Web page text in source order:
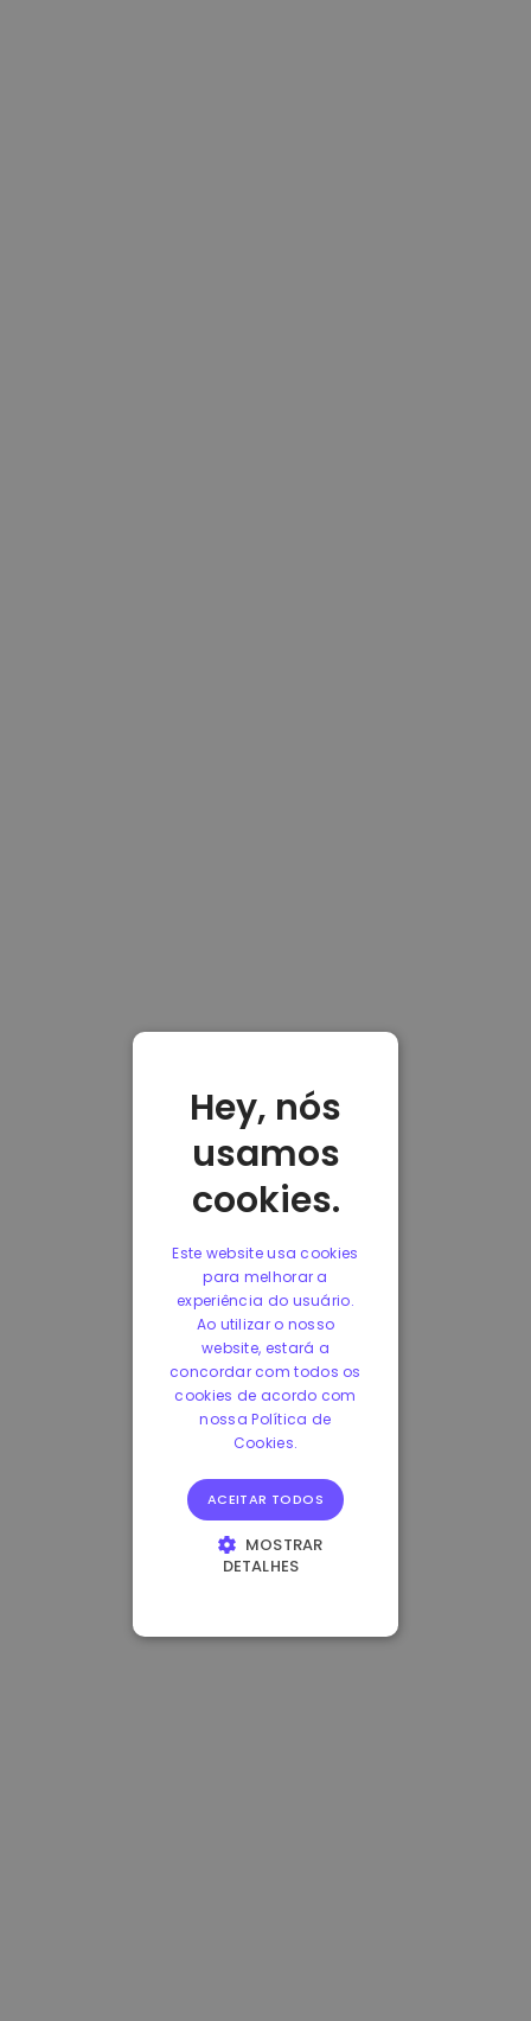
Hey, nós
usamos
cookies.
Este website usa cookies
para melhorar a
experiência do usuário.
Ao utilizar o nosso
website, estará a
concordar com todos os
cookies de acordo com
nossa Política de
Cookies.
ACEITAR TODOS
MOSTRAR
DETALHES